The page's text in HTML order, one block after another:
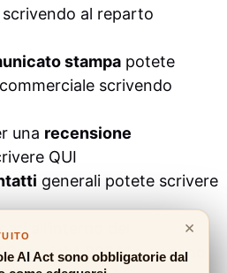
al reparto
stampa potete
scrivendo
una recensione
QUI
generali potete scrivere
all’interno del
2024” non sono
×
AI Act sono obbligatorie dal